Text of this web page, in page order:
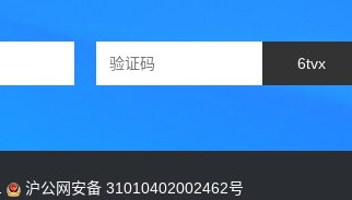
沪公网安备 31010402002462号